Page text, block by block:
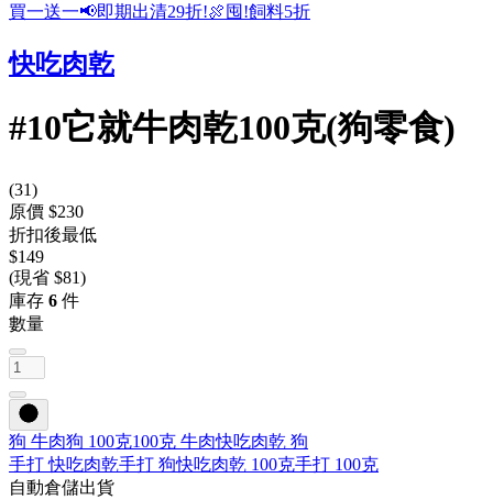
買一送一📢即期出清29折!🍖囤!飼料5折
快吃肉乾
#10它就牛肉乾100克(狗零食)
(31)
原價 $230
折扣後最低
$149
(現省 $81)
庫存 6 件
數量
狗 牛肉狗 100克100克 牛肉快吃肉乾 狗
手打 快吃肉乾手打 狗快吃肉乾 100克手打 100克
自動倉儲出貨